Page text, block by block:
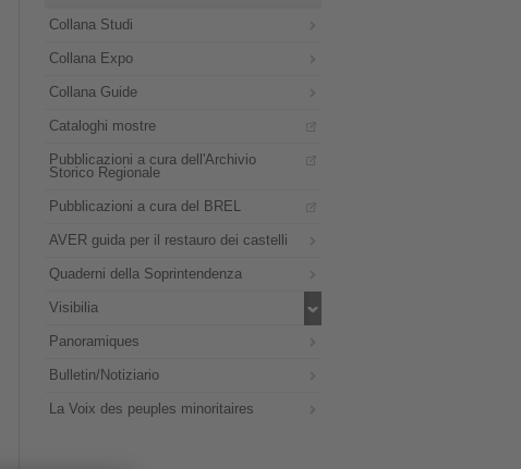
Collana Studi
Collana Expo
Collana Guide
Cataloghi mostre
Pubblicazioni a cura dell'Archivio
Storico Regionale
Pubblicazioni a cura del BREL
AVER guida per il restauro dei castelli
Quaderni della Soprintendenza
Visibilia
Panoramiques
Bulletin/Notiziario
La Voix des peuples minoritaires